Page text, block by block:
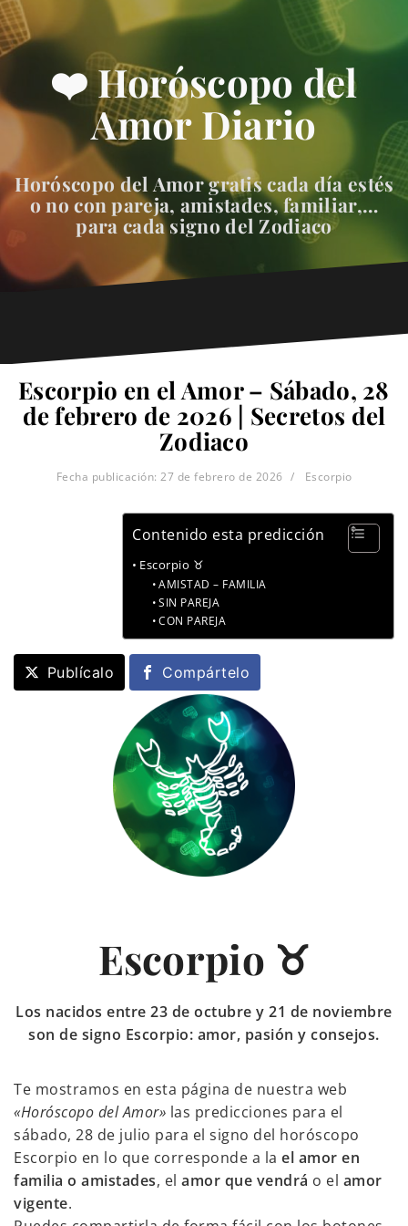
❤️ Horóscopo del
Amor Diario
Horóscopo del Amor gratis cada día estés
o no con pareja, amistades, familiar,…
para cada signo del Zodiaco
Escorpio en el Amor – Sábado, 28
de febrero de 2026 | Secretos del
Zodiaco
Fecha publicación: 27 de febrero de 2026 Escorpio
Contenido esta predicción
Escorpio ♉
AMISTAD – FAMILIA
SIN PAREJA
CON PAREJA
Publícalo Compártelo
Escorpio ♉
Los nacidos entre 23 de octubre y 21 de noviembre
son de signo Escorpio: amor, pasión y consejos.
Te mostramos en esta página de nuestra web
«Horóscopo del Amor» las predicciones para el
sábado, 28 de julio para el signo del horóscopo
Escorpio en lo que corresponde a la el amor en
familia o amistades, el amor que vendrá o el amor
vigente.